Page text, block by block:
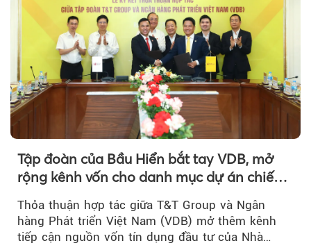
Tập đoàn của Bầu Hiển bắt tay VDB, mở
rộng kênh vốn cho danh mục dự án chiến
Thỏa thuận hợp tác giữa T&T Group và Ngân
hàng Phát triển Việt Nam (VDB) mở thêm kênh
tiếp cận nguồn vốn tín dụng đầu tư của Nhà